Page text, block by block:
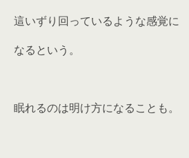
這いずり回っているような感覚に
なるという。
眠れるのは明け方になることも。